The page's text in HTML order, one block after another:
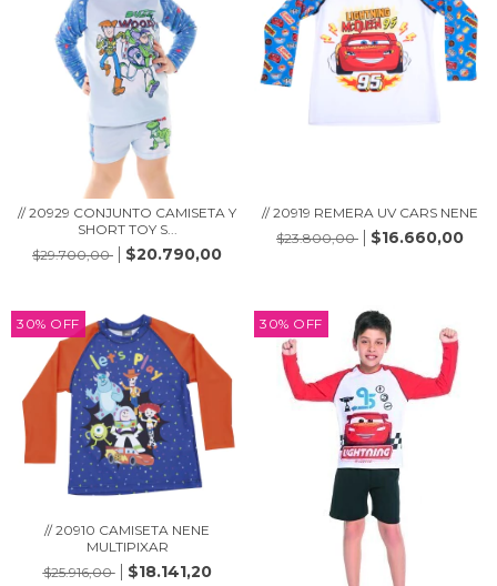
// 20929 CONJUNTO CAMISETA Y
SHORT TOY S...
$29.700,00
$20.790,00
// 20919 REMERA UV CARS NENE
$23.800,00
$16.660,00
30% OFF
// 20910 CAMISETA NENE
MULTIPIXAR
$25.916,00
$18.141,20
30% OFF